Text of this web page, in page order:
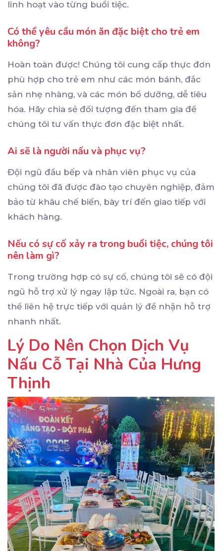
linh hoạt vào từng buổi tiệc.
Có thể yêu cầu món ăn đặc biệt cho trẻ em
không?
Hoàn toàn được! Chúng tôi cung cấp thực đơn
phù hợp cho trẻ em như các món bánh, đắc
sản nhẹ nhàng, và các món bổ dưỡng, dễ tiêu
hóa. Hãy chia sẻ đối tượng đến tham gia để
chúng tôi tư vấn thực đơn đặc biệt nhất.
Ai sẽ là người nấu và phục vụ?
Đội ngũ đầu bếp và nhân viên phục vụ của
chúng tôi đã được đào tạo chuyên nghiệp, đảm
bảo từ khâu chế biến, bày trí đến giao tiếp với
khách hàng.
Nếu có sự cố xảy ra trong buổi tiệc, chúng tôi
nên làm gì?
Trong trường hợp có sự cố, chúng tôi sẽ có đội
ngũ hỗ trợ xử lý ngay lập tức. Ngoài ra, bạn có
thể liên hệ trực tiếp với quản lý để nhận hỗ trợ
nhanh nhất.
Lý Do Nên Chọn Dịch Vụ
Nấu Cỗ Tại Nhà Của Hưng
Thịnh